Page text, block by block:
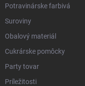
Potravinárske farbivá
Suroviny
Obalový materiál
Cukrárske pomôcky
Party tovar
Príležitosti